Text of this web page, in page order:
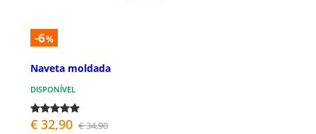
-6%
Naveta moldada
DISPONÍVEL
€ 32,90 € 34,90